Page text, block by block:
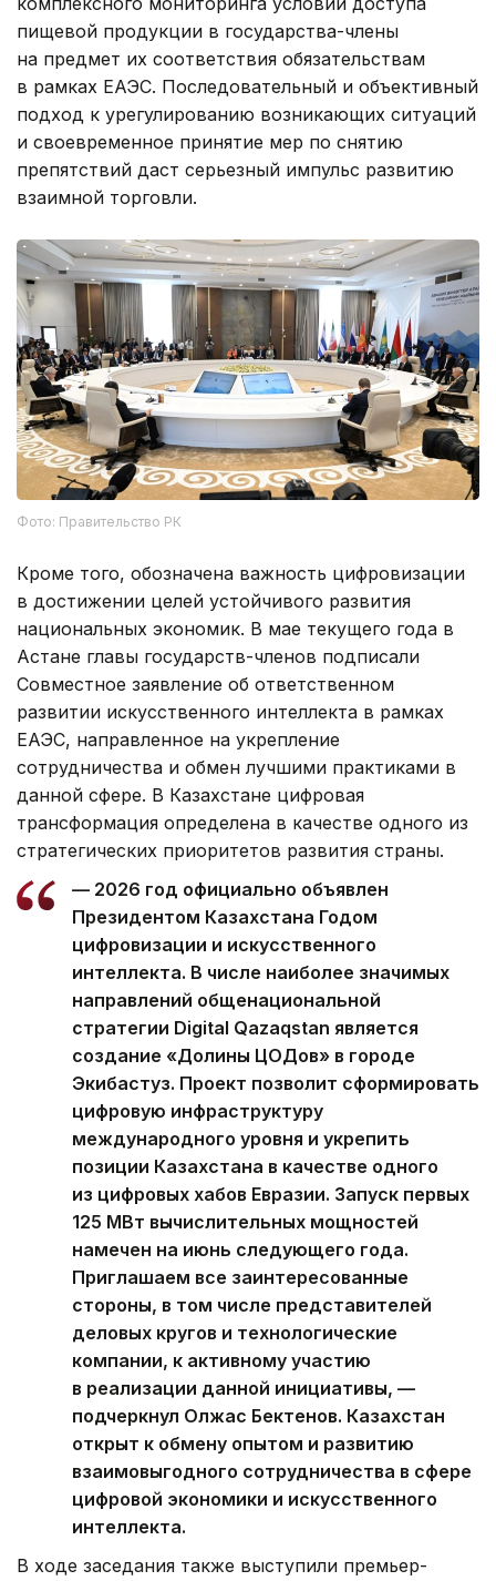
пищевой продукции в государства-члены
на предмет их соответствия обязательствам
в рамках ЕАЭС. Последовательный и объективный
подход к урегулированию возникающих ситуаций
и своевременное принятие мер по снятию
препятствий даст серьезный импульс развитию
взаимной торговли.
Фото: Правительство РК
Кроме того, обозначена важность цифровизации
в достижении целей устойчивого развития
национальных экономик. В мае текущего года в
Астане главы государств-членов подписали
Совместное заявление об ответственном
развитии искусственного интеллекта в рамках
ЕАЭС, направленное на укрепление
сотрудничества и обмен лучшими практиками в
данной сфере. В Казахстане цифровая
трансформация определена в качестве одного из
стратегических приоритетов развития страны.
— 2026 год официально объявлен
Президентом Казахстана Годом
цифровизации и искусственного
интеллекта. В числе наиболее значимых
направлений общенациональной
стратегии Digital Qazaqstan является
создание «Долины ЦОДов» в городе
Экибастуз. Проект позволит сформировать
цифровую инфраструктуру
международного уровня и укрепить
позиции Казахстана в качестве одного
из цифровых хабов Евразии. Запуск первых
125 МВт вычислительных мощностей
намечен на июнь следующего года.
Приглашаем все заинтересованные
стороны, в том числе представителей
деловых кругов и технологические
компании, к активному участию
в реализации данной инициативы, —
подчеркнул Олжас Бектенов. Казахстан
открыт к обмену опытом и развитию
взаимовыгодного сотрудничества в сфере
цифровой экономики и искусственного
интеллекта.
В ходе заседания также выступили премьер-